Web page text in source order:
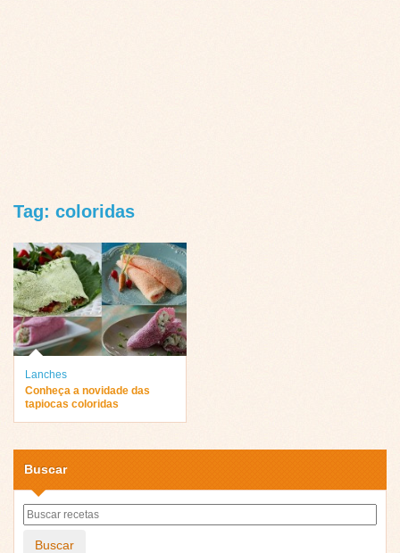
Tag: coloridas
Lanches
Conheça a novidade das
tapiocas coloridas
Buscar
Buscar